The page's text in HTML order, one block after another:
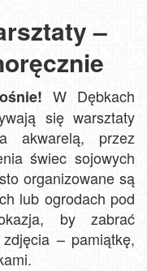
–
W Dębkach
się warsztaty
akwarelą, przez
świec sojowych
organizowane są
lub ogrodach pod
by zabrać
– pamiątkę,